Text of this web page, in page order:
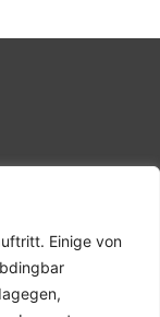
Einige von